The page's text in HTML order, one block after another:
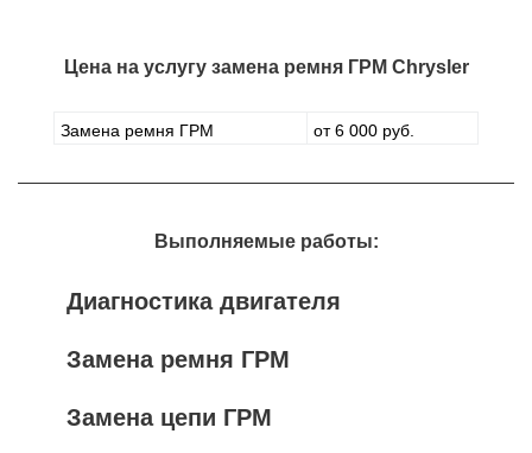
Цена на услугу замена ремня ГРМ Chrysler
Замена ремня ГРМ от 6 000 руб.
Выполняемые работы:
Диагностика двигателя
Замена ремня ГРМ
Замена цепи ГРМ